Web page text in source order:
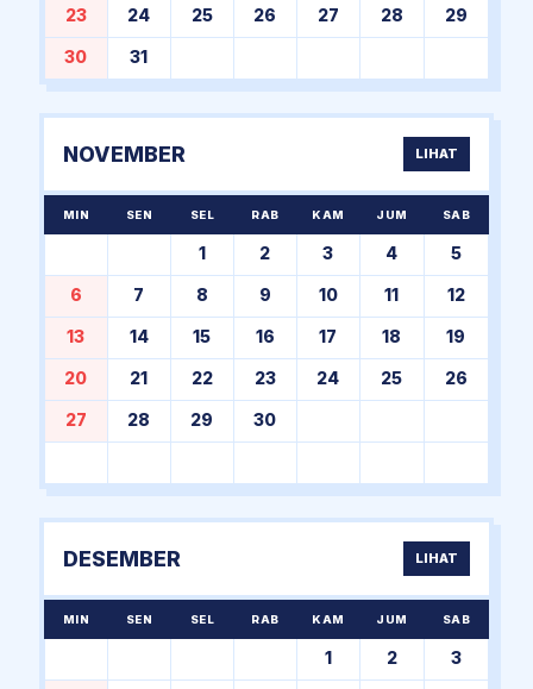
23 24 25 26 27 28 29
30 31
NOVEMBER LIHAT
MIN SEN SEL RAB KAM JUM SAB
1 2 3 4 5
6 7 8 9 10 11 12
13 14 15 16 17 18 19
20 21 22 23 24 25 26
27 28 29 30
DESEMBER LIHAT
MIN SEN SEL RAB KAM JUM SAB
1 2 3